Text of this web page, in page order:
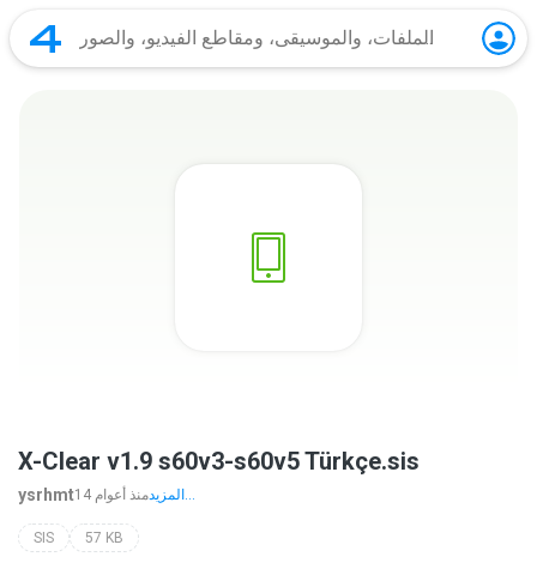
X-Clear v1.9 s60v3-s60v5 Türkçe.sis
ysrhmt 14 منذ أعوام المزيد...
SIS 57 KB